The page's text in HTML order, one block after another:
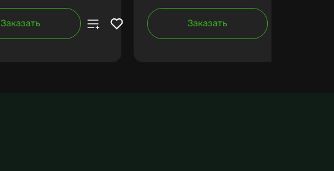
Заказать Заказать